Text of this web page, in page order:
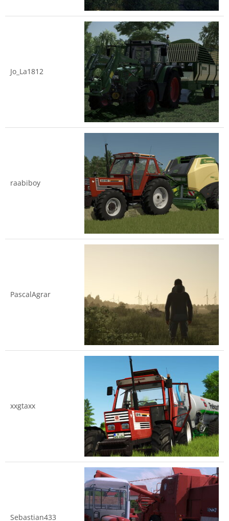
Jo_La1812
raabiboy
PascalAgrar
xxgtaxx
Sebastian433